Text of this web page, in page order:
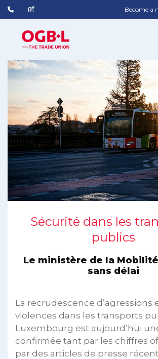
Become a
Sécurité dans les
publics
Le ministère de la
sans délai
La recrudescence d’agressions
violences dans les transports
Luxembourg est aujourd’hui
confirmée tant par les chiffres
par des articles de presse